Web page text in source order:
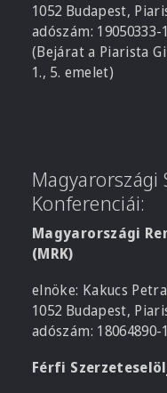
1052 Budapest,
adószám: 19050333-
(Bejárat a Piarista
1., 5. emelet)
Magyarországi
Konferenciái:
Magyarországi
(MRK)
elnöke: Kakucs
1052 Budapest,
adószám: 18064890-
Férfi